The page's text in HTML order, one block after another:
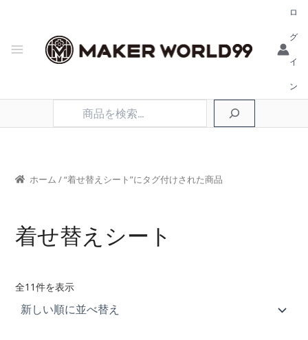
ロ
グ
イ
ン
ホーム / “着せ替えシート”にタグ付けされた商品
着せ替えシート
全11件を表示新
い
順